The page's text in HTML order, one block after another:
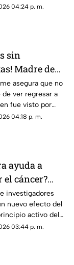
grave foco de
04:24 p. m.
sin
Madre de
mantiene
de
con vida
asegura que no
de ver regresar a
fue visto por
30 de julio de
04:18 p. m.
ayuda a
el cáncer?
que
la
investigadores
nuevo efecto del
activo del
cambiar su
03:44 p. m.